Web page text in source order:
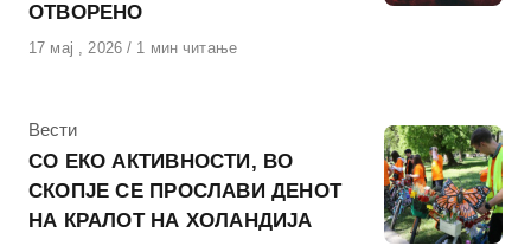
ОТВОРЕНО
Објавено
17 мај , 2026 1 мин читање
КАтегорија
Вести
СО ЕКО АКТИВНОСТИ, ВО
СКОПЈЕ СЕ ПРОСЛАВИ ДЕНОТ
НА КРАЛОТ НА ХОЛАНДИЈА